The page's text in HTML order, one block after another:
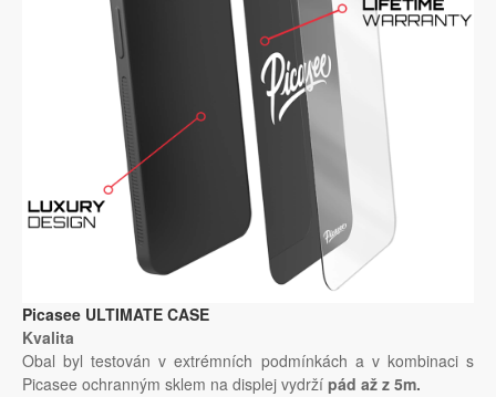
Picasee ULTIMATE CASE
Kvalita
Obal byl testován v extrémních podmínkách a v kombinaci s
Picasee ochranným sklem na displej vydrží pád až z 5m.